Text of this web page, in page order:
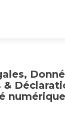
&
numérique